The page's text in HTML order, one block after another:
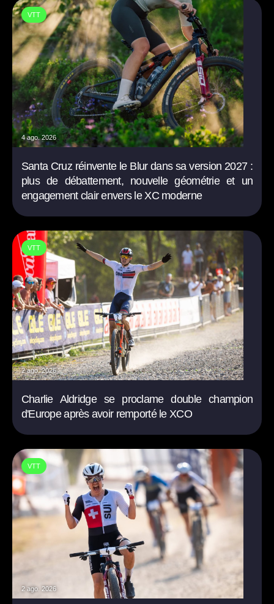
VTT
4 ago. 2026
Santa Cruz réinvente le Blur dans sa version 2027 :
plus de débattement, nouvelle géométrie et un
engagement clair envers le XC moderne
VTT
2 ago. 2026
Charlie Aldridge se proclame double champion
d'Europe après avoir remporté le XCO
VTT
2 ago. 2026